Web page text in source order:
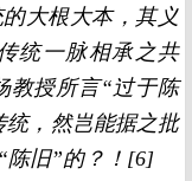
大根大本，其义
统一脉相承之共
教授所言“过于陈
统，然岂能据之批
陈旧”的？！[6]